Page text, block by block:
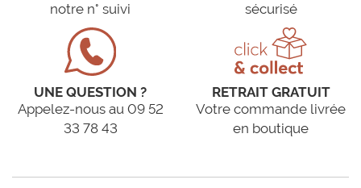
notre n° suivi
sécurisé
UNE QUESTION ?
Appelez-nous au 09 52
33 78 43
RETRAIT GRATUIT
Votre commande livrée
en boutique